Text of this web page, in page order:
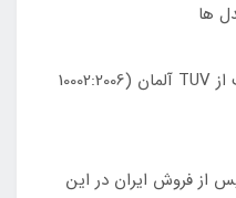
ها
دارنده استاندارد مدیریت کیفیت از TUV آلمان (10002:2006
از فروش ایران در این